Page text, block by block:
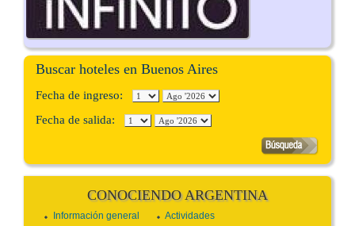
Buscar hoteles en Buenos Aires
Fecha de ingreso:
Fecha de salida:
CONOCIENDO ARGENTINA
Información general
Actividades